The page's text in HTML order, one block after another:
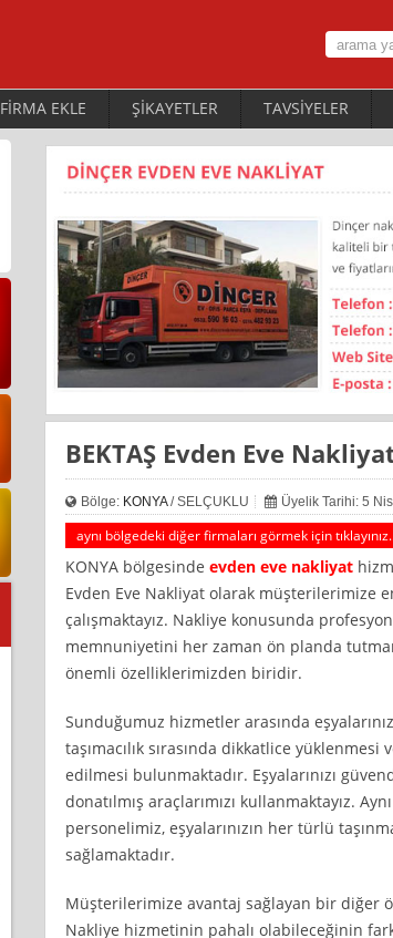
FİRMA EKLE ŞİKAYETLER TAVSİYELER
BEKTAŞ Evden Eve
Bölge: KONYA/ SELÇUKLU Üyelik Tarihi: 5
aynı bölgedeki diğer firmaları görmek için
KONYA bölgesinde evden eve nakliyat
Evden Eve Nakliyat olarak müşterilerimize
çalışmaktayız. Nakliye konusunda
memnuniyetini her zaman ön planda
önemli özelliklerimizden biridir.
Sunduğumuz hizmetler arasında
taşımacılık sırasında dikkatlice
edilmesi bulunmaktadır. Eşyalarınızı
donatılmış araçlarımızı kullanmaktayız.
personelimiz, eşyalarınızın her türlü
sağlamaktadır.
Müşterilerimize avantaj sağlayan bir diğer
Nakliye hizmetinin pahalı olabileceğinin